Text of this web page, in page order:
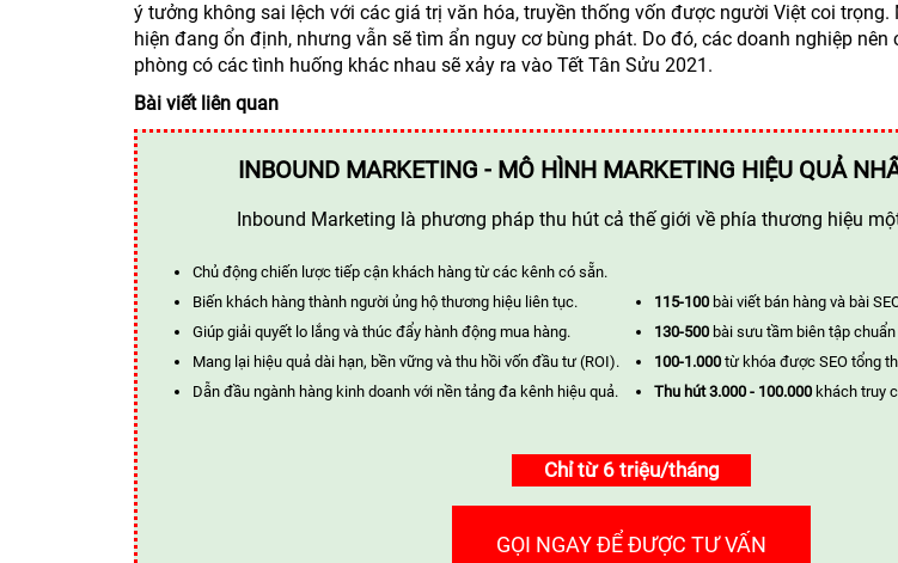
ý tưởng không sai lệch với các giá trị văn hóa, truyền thống vốn được người Việt coi
hiện đang ổn định, nhưng vẫn sẽ tìm ẩn nguy cơ bùng phát. Do đó, các doanh nghiệp
phòng có các tình huống khác nhau sẽ xảy ra vào Tết Tân Sửu 2021.
Bài viết liên quan
INBOUND MARKETING - MÔ HÌNH MARKETING HIỆU QUẢ
Inbound Marketing là phương pháp thu hút cả thế giới về phía thương hiệu
Chủ động chiến lược tiếp cận khách hàng từ các kênh có sẵn.
Biến khách hàng thành người ủng hộ thương hiệu liên tục.
Giúp giải quyết lo lắng và thúc đẩy hành động mua hàng.
Mang lại hiệu quả dài hạn, bền vững và thu hồi vốn đầu tư (ROI).
Dẫn đầu ngành hàng kinh doanh với nền tảng đa kênh hiệu quả.
115-100 bài viết bán hàng và bài
130-500 bài sưu tầm biên tập
100-1.000 từ khóa được SEO tổng
Thu hút 3.000 - 100.000 khách truy
Chỉ từ 6 triệu/tháng
GỌI NGAY ĐỂ ĐƯỢC TƯ VẤN